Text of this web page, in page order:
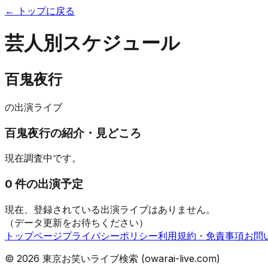
← トップに戻る
芸人別スケジュール
百鬼夜行
の出演ライブ
百鬼夜行の紹介・見どころ
現在調査中です。
0 件の出演予定
現在、登録されている出演ライブはありません。
（データ更新をお待ちください）
トップページプライバシーポリシー利用規約・免責事項お問
© 2026 東京お笑いライブ検索 (owarai-live.com)